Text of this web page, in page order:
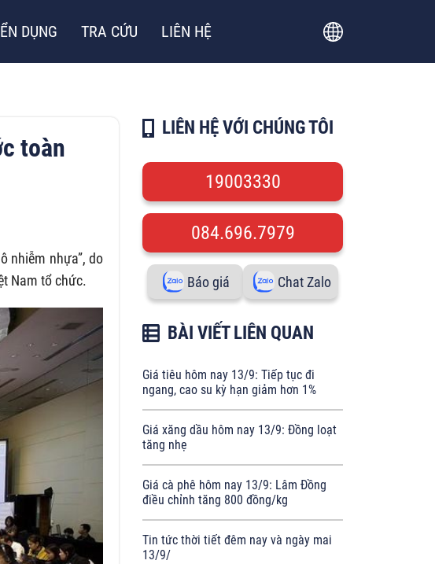
DỤNG TRA CỨU LIÊN HỆ
toàn
nhiễm nhựa”, do
Nam tổ chức.
LIÊN HỆ VỚI CHÚNG TÔI
19003330
084.696.7979
Báo giá Chat Zalo
BÀI VIẾT LIÊN QUAN
Giá tiêu hôm nay 13/9: Tiếp tục đi
ngang, cao su kỳ hạn giảm hơn 1%
Giá xăng dầu hôm nay 13/9: Đồng loạt
tăng nhẹ
Giá cà phê hôm nay 13/9: Lâm Đồng
điều chỉnh tăng 800 đồng/kg
Tin tức thời tiết đêm nay và ngày mai
13/9/